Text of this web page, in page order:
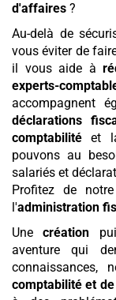
d'affaires ?
Au-delà de
vous éviter de
il vous aide à
experts-
accompagnent
déclarations
comptabilité et
pouvons au
salariés et
Profitez de
l'administration
Unecréation
aventure qui
connaissances,
comptabilité et